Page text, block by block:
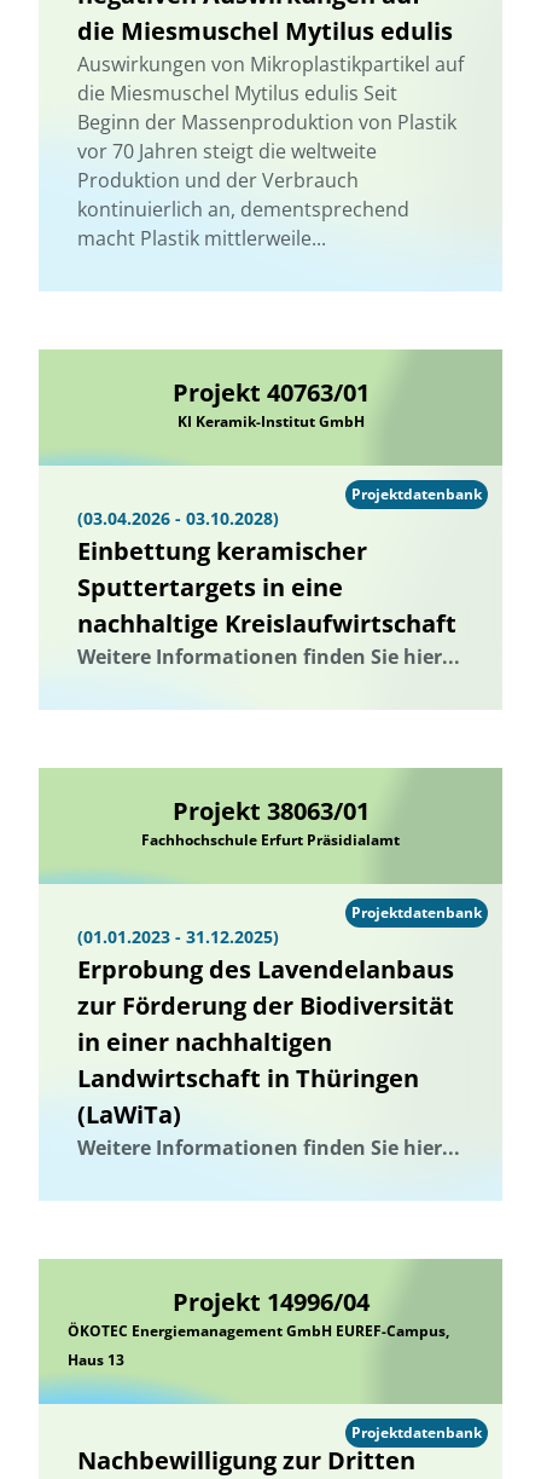
die Miesmuschel Mytilus edulis
Auswirkungen von Mikroplastikpartikel auf
die Miesmuschel Mytilus edulis Seit
Beginn der Massenproduktion von Plastik
vor 70 Jahren steigt die weltweite
Produktion und der Verbrauch
kontinuierlich an, dementsprechend
macht Plastik mittlerweile...
Projekt 40763/01
KI Keramik-Institut GmbH
(03.04.2026 - 03.10.2028)
Einbettung keramischer
Sputtertargets in eine
nachhaltige Kreislaufwirtschaft
Weitere Informationen finden Sie hier...
Projektdatenbank
Projekt 38063/01
Fachhochschule Erfurt Präsidialamt
(01.01.2023 - 31.12.2025)
Erprobung des Lavendelanbaus
zur Förderung der Biodiversität
in einer nachhaltigen
Landwirtschaft in Thüringen
(LaWiTa)
Weitere Informationen finden Sie hier...
Projektdatenbank
Projekt 14996/04
ÖKOTEC Energiemanagement GmbH EUREF-Campus,
Haus 13
Nachbewilligung zur Dritten
Projektdatenbank